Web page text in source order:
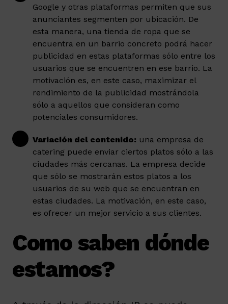
Google y otras plataformas permiten que sus
anunciantes segmenten por ubicación. De
esta manera, una tienda de ropa que se
encuentra en un barrio concreto podrá hacer
publicidad en estas plataformas sólo entre los
usuarios que se encuentren en ese barrio. La
motivación es, en este caso, maximizar el
rendimiento de la publicidad mostrándola
sólo a aquellos que consideran como
potenciales consumidores.
Variación del contenido: una empresa de
catering puede enviar ciertos platos sólo a las
ciudades más cercanas. La empresa decide
que sólo se mostrarán estos platos a los
usuarios de su web que se encuentran en
estas ciudades. La motivación, en este caso,
es ofrecer un mejor servicio a sus clientes.
Como saben dónde
estamos?